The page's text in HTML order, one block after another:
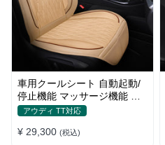
車用クールシート 自動起動/
停止機能 マッサージ機能 通
気性 滑り止め 猛暑対策 取付
アウディ TT対応
¥ 29,300 (税込)